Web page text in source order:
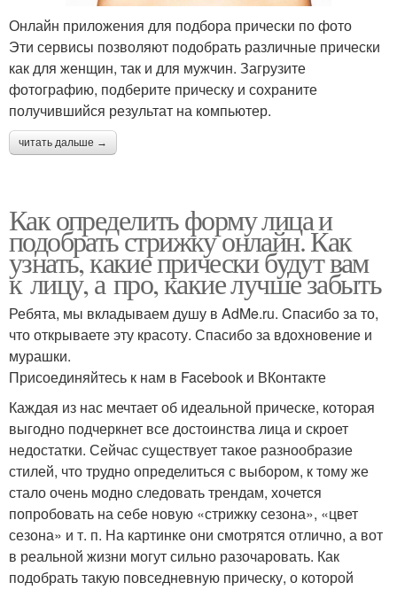
Онлайн приложения для подбора прически по фото
Эти сервисы позволяют подобрать различные прически
как для женщин, так и для мужчин. Загрузите
фотографию, подберите прическу и сохраните
получившийся результат на компьютер.
читать дальше →
Как определить форму лица и
подобрать стрижку онлайн. Как
узнать, какие прически будут вам
к лицу, а про, какие лучше забыть
Ребята, мы вкладываем душу в AdMe.ru. Cпасибо за то,
что открываете эту красоту. Спасибо за вдохновение и
мурашки.
Присоединяйтесь к нам в Facebook и ВКонтакте
Каждая из нас мечтает об идеальной прическе, которая
выгодно подчеркнет все достоинства лица и скроет
недостатки. Сейчас существует такое разнообразие
стилей, что трудно определиться с выбором, к тому же
стало очень модно следовать трендам, хочется
попробовать на себе новую «стрижку сезона», «цвет
сезона» и т. п. На картинке они смотрятся отлично, а вот
в реальной жизни могут сильно разочаровать. Как
подобрать такую повседневную прическу, о которой